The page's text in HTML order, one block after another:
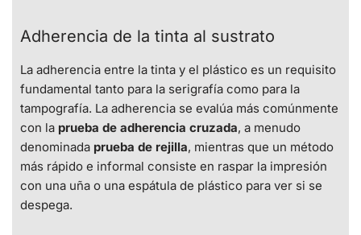
Adherencia de la tinta al sustrato
La adherencia entre la tinta y el plástico es un requisito
fundamental tanto para la serigrafía como para la
tampografía. La adherencia se evalúa más comúnmente
con la prueba de adherencia cruzada, a menudo
denominada prueba de rejilla, mientras que un método
más rápido e informal consiste en raspar la impresión
con una uña o una espátula de plástico para ver si se
despega.